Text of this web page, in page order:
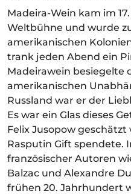
Madeira-Wein kam im
Weltbühne und wurde
amerikanischen
trank jeden Abend ein
Madeirawein besiegelte
amerikanischen
Russland war er der
Es war ein Glas dieses
Felix Jusopow
Rasputin Gift spendete.
französischer Autoren
Balzac und Alexandre
frühen 20. Jahrhundert